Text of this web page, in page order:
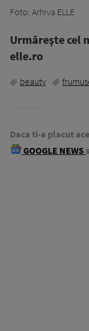
Foto: Arhiva ELLE
Urmăreşte cel
elle.ro
beauty
Daca ti-a placut
GOOGLE NEWS